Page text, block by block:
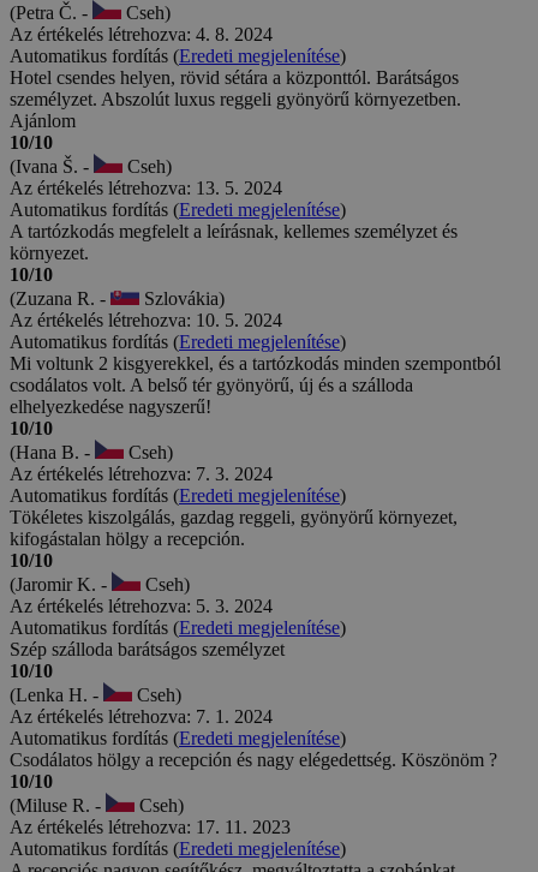
(Petra Č. -
Cseh)
Az értékelés létrehozva: 4. 8. 2024
Automatikus fordítás (Eredeti megjelenítése)
Hotel csendes helyen, rövid sétára a központtól. Barátságos
személyzet. Abszolút luxus reggeli gyönyörű környezetben.
Ajánlom
10/10
(Ivana Š. -
Cseh)
Az értékelés létrehozva: 13. 5. 2024
Automatikus fordítás (Eredeti megjelenítése)
A tartózkodás megfelelt a leírásnak, kellemes személyzet és
környezet.
10/10
(Zuzana R. -
Szlovákia)
Az értékelés létrehozva: 10. 5. 2024
Automatikus fordítás (Eredeti megjelenítése)
Mi voltunk 2 kisgyerekkel, és a tartózkodás minden szempontból
csodálatos volt. A belső tér gyönyörű, új és a szálloda
elhelyezkedése nagyszerű!
10/10
(Hana B. -
Cseh)
Az értékelés létrehozva: 7. 3. 2024
Automatikus fordítás (Eredeti megjelenítése)
Tökéletes kiszolgálás, gazdag reggeli, gyönyörű környezet,
kifogástalan hölgy a recepción.
10/10
(Jaromir K. -
Cseh)
Az értékelés létrehozva: 5. 3. 2024
Automatikus fordítás (Eredeti megjelenítése)
Szép szálloda barátságos személyzet
10/10
(Lenka H. -
Cseh)
Az értékelés létrehozva: 7. 1. 2024
Automatikus fordítás (Eredeti megjelenítése)
Csodálatos hölgy a recepción és nagy elégedettség. Köszönöm ?
10/10
(Miluse R. -
Cseh)
Az értékelés létrehozva: 17. 11. 2023
Automatikus fordítás (Eredeti megjelenítése)